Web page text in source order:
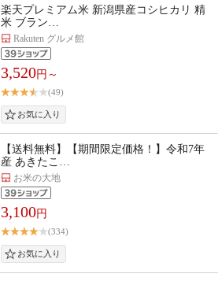
楽天プレミアム米 新潟県産コシヒカリ 精
米 ブラン…
Rakuten グルメ館
3,520円～
(49)
【送料無料】【期間限定価格！】令和7年
産 あきたこ…
お米の大地
3,100円
(334)